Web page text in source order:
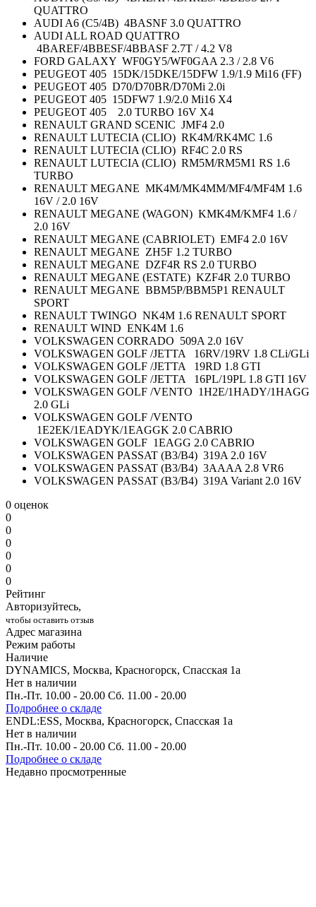
QUATTRO
AUDI A6 (C5/4B) 4BASNF 3.0 QUATTRO
AUDI ALL ROAD QUATTRO
4BAREF/4BBESF/4BBASF 2.7T / 4.2 V8
FORD GALAXY WF0GY5/WF0GAA 2.3 / 2.8 V6
PEUGEOT 405 15DK/15DKE/15DFW 1.9/1.9 Mi16 (FF)
PEUGEOT 405 D70/D70BR/D70Mi 2.0i
PEUGEOT 405 15DFW7 1.9/2.0 Mi16 X4
PEUGEOT 405 2.0 TURBO 16V X4
RENAULT GRAND SCENIC JMF4 2.0
RENAULT LUTECIA (CLIO) RK4M/RK4MC 1.6
RENAULT LUTECIA (CLIO) RF4C 2.0 RS
RENAULT LUTECIA (CLIO) RM5M/RM5M1 RS 1.6
TURBO
RENAULT MEGANE MK4M/MK4MM/MF4/MF4M 1.6
16V / 2.0 16V
RENAULT MEGANE (WAGON) KMK4M/KMF4 1.6 /
2.0 16V
RENAULT MEGANE (CABRIOLET) EMF4 2.0 16V
RENAULT MEGANE ZH5F 1.2 TURBO
RENAULT MEGANE DZF4R RS 2.0 TURBO
RENAULT MEGANE (ESTATE) KZF4R 2.0 TURBO
RENAULT MEGANE BBM5P/BBM5P1 RENAULT
SPORT
RENAULT TWINGO NK4M 1.6 RENAULT SPORT
RENAULT WIND ENK4M 1.6
VOLKSWAGEN CORRADO 509A 2.0 16V
VOLKSWAGEN GOLF /JETTA 16RV/19RV 1.8 CLi/GLi
VOLKSWAGEN GOLF /JETTA 19RD 1.8 GTI
VOLKSWAGEN GOLF /JETTA 16PL/19PL 1.8 GTI 16V
VOLKSWAGEN GOLF /VENTO 1H2E/1HADY/1HAGG
2.0 GLi
VOLKSWAGEN GOLF /VENTO
1E2EK/1EADYK/1EAGGK 2.0 CABRIO
VOLKSWAGEN GOLF 1EAGG 2.0 CABRIO
VOLKSWAGEN PASSAT (B3/B4) 319A 2.0 16V
VOLKSWAGEN PASSAT (B3/B4) 3AAAA 2.8 VR6
VOLKSWAGEN PASSAT (B3/B4) 319A Variant 2.0 16V
0 оценок
0
0
0
0
0
0
Рейтинг
Авторизуйтесь,
чтобы оставить отзыв
Адрес магазина
Режим работы
Наличие
DYNAMICS, Москва, Красногорск, Спасская 1а
Нет в наличии
Пн.-Пт. 10.00 - 20.00 Сб. 11.00 - 20.00
Подробнее о складе
ENDL:ESS, Москва, Красногорск, Спасская 1а
Нет в наличии
Пн.-Пт. 10.00 - 20.00 Сб. 11.00 - 20.00
Подробнее о складе
Недавно просмотренные